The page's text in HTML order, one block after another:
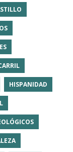
HISPANIDAD